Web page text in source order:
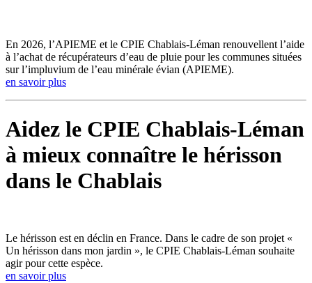
En 2026, l’APIEME et le CPIE Chablais-Léman renouvellent l’aide
à l’achat de récupérateurs d’eau de pluie pour les communes situées
sur l’impluvium de l’eau minérale évian (APIEME).
en savoir plus
Aidez le CPIE Chablais-Léman
à mieux connaître le hérisson
dans le Chablais
Le hérisson est en déclin en France. Dans le cadre de son projet «
Un hérisson dans mon jardin », le CPIE Chablais-Léman souhaite
agir pour cette espèce.
en savoir plus